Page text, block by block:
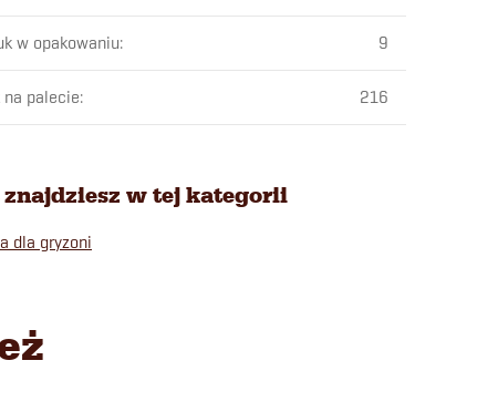
w opakowaniu: 9
palecie: 216
w tej kategorii
dla gryzoni